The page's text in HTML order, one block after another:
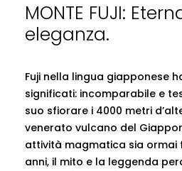
MONTE FUJI:
eleganza.
Fuji nella lingua giapponese
significati: incomparabile e
suo sfiorare i 4000 metri
venerato vulcano del
attività magmatica sia ormai
anni, il mito e la leggenda